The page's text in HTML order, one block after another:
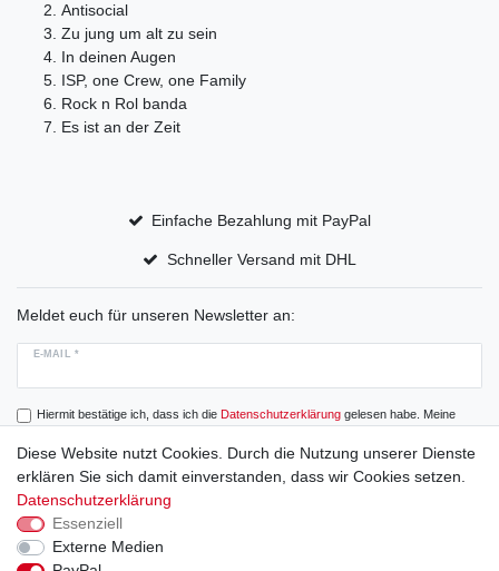
Antisocial
Zu jung um alt zu sein
In deinen Augen
ISP, one Crew, one Family
Rock n Rol banda
Es ist an der Zeit
Einfache Bezahlung mit PayPal
Schneller Versand mit DHL
Meldet euch für unseren Newsletter an:
E-MAIL *
Hiermit bestätige ich, dass ich die Daten­schutz­erklärunggelesen habe. Meine
Abonnieren
Diese Website nutzt Cookies. Durch die Nutzung unserer Dienste
erklären Sie sich damit einverstanden, dass wir Cookies setzen.
Datenschutzerklärung
Essenziell
Externe Medien